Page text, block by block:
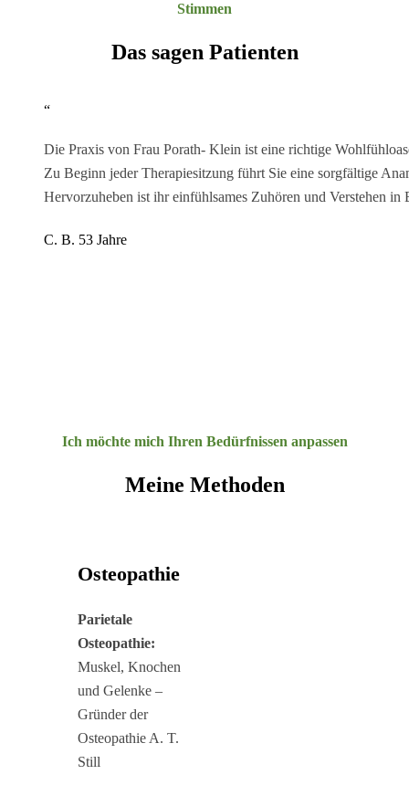
Stimmen
Das sagen Patienten
“
Die Praxis von Frau Porath- Klein ist eine richtige
Zu Beginn jeder Therapiesitzung führt Sie eine sorgfältige
Hervorzuheben ist ihr einfühlsames Zuhören und Verstehen
C. B. 53 Jahre
Ich möchte mich Ihren Bedürfnissen anpassen
Meine Methoden
Osteopathie
Parietale
Osteopathie:
Muskel, Knochen
und Gelenke –
Gründer der
Osteopathie A. T.
Still